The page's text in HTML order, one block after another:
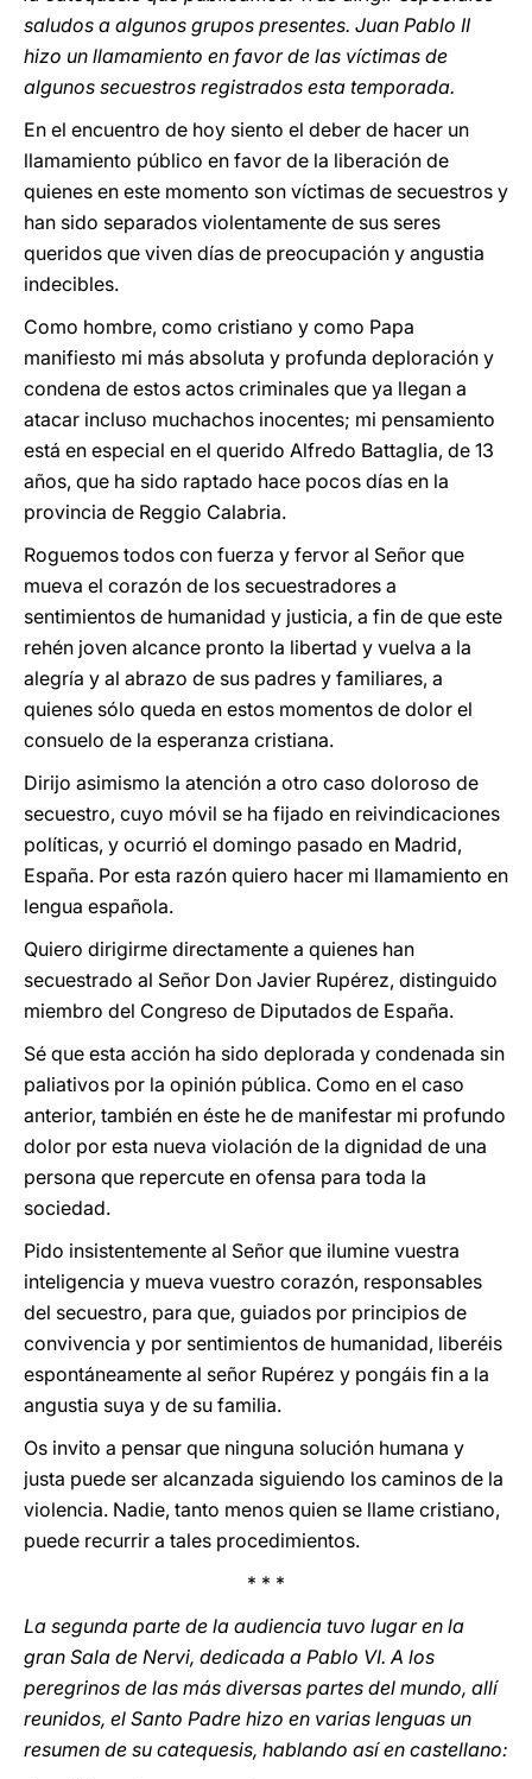
saludos a algunos grupos presentes. Juan Pablo II
hizo un llamamiento en favor de las víctimas de
algunos secuestros registrados esta temporada.
En el encuentro de hoy siento el deber de hacer un
llamamiento público en favor de la liberación de
quienes en este momento son víctimas de secuestros y
han sido separados violentamente de sus seres
queridos que viven días de preocupación y angustia
indecibles.
Como hombre, como cristiano y como Papa
manifiesto mi más absoluta y profunda deploración y
condena de estos actos criminales que ya llegan a
atacar incluso muchachos inocentes; mi pensamiento
está en especial en el querido Alfredo Battaglia, de 13
años, que ha sido raptado hace pocos días en la
provincia de Reggio Calabria.
Roguemos todos con fuerza y fervor al Señor que
mueva el corazón de los secuestradores a
sentimientos de humanidad y justicia, a fin de que este
rehén joven alcance pronto la libertad y vuelva a la
alegría y al abrazo de sus padres y familiares, a
quienes sólo queda en estos momentos de dolor el
consuelo de la esperanza cristiana.
Dirijo asimismo la atención a otro caso doloroso de
secuestro, cuyo móvil se ha fijado en reivindicaciones
políticas, y ocurrió el domingo pasado en Madrid,
España. Por esta razón quiero hacer mi llamamiento en
lengua española.
Quiero dirigirme directamente a quienes han
secuestrado al Señor Don Javier Rupérez, distinguido
miembro del Congreso de Diputados de España.
Sé que esta acción ha sido deplorada y condenada sin
paliativos por la opinión pública. Como en el caso
anterior, también en éste he de manifestar mi profundo
dolor por esta nueva violación de la dignidad de una
persona que repercute en ofensa para toda la
sociedad.
Pido insistentemente al Señor que ilumine vuestra
inteligencia y mueva vuestro corazón, responsables
del secuestro, para que, guiados por principios de
convivencia y por sentimientos de humanidad, liberéis
espontáneamente al señor Rupérez y pongáis fin a la
angustia suya y de su familia.
Os invito a pensar que ninguna solución humana y
justa puede ser alcanzada siguiendo los caminos de la
violencia. Nadie, tanto menos quien se llame cristiano,
puede recurrir a tales procedimientos.
* * *
La segunda parte de la audiencia tuvo lugar en la
gran Sala de Nervi, dedicada a Pablo VI. A los
peregrinos de las más diversas partes del mundo, allí
reunidos, el Santo Padre hizo en varias lenguas un
resumen de su catequesis, hablando así en castellano: